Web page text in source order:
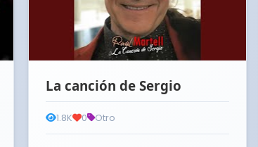
La canción de Sergio
1.8K 0 Otro